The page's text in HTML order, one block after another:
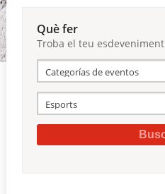
Reserves
Què fer
Troba el teu esdeveniment